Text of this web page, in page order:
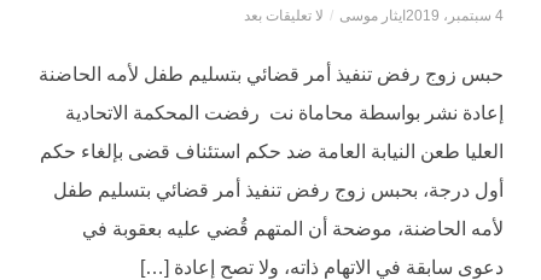
4 سبتمبر، 2019 ايثار موسى / لا تعليقات بعد
حبس زوج رفض تنفيذ أمر قضائي بتسليم طفل لأمه الحاضنة
إعادة نشر بواسطة محاماة نت رفضت المحكمة الاتحادية
العليا طعن النيابة العامة ضد حكم استئناف قضى بإلغاء حكم
أول درجة، بحبس زوج رفض تنفيذ أمر قضائي بتسليم طفل
لأمه الحاضنة، موضحة أن المتهم قُضي عليه بعقوبة في
دعوى سابقة في الاتهام ذاته، ولا تصح إعادة […]